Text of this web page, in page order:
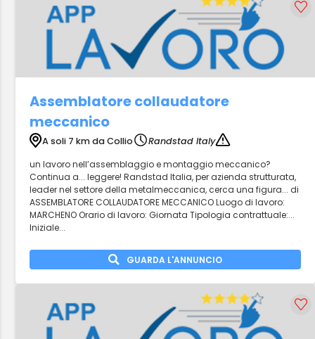
Assemblatore collaudatore
meccanico
A soli 7 km da Collio
Randstad Italy
un lavoro nell’assemblaggio e montaggio meccanico?
Continua a... leggere! Randstad Italia, per azienda strutturata,
leader nel settore della metalmeccanica, cerca una figura... di
ASSEMBLATORE COLLAUDATORE MECCANICO Luogo di lavoro:
MARCHENO Orario di lavoro: Giornata Tipologia contrattuale:...
Iniziale...
GUARDA L'ANNUNCIO